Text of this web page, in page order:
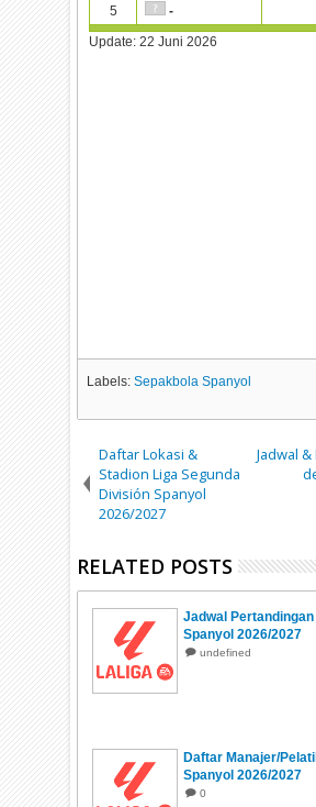
5
-
Update:22 Juni 2026
Labels:Sepakbola Spanyol
Daftar Lokasi &
Stadion Liga Segunda
División Spanyol
2026/2027
Jadwal
RELATED POSTS
Jadwal Pertandingan
Spanyol 2026/2027
undefined
Daftar Manajer/
Spanyol 2026/2027
0